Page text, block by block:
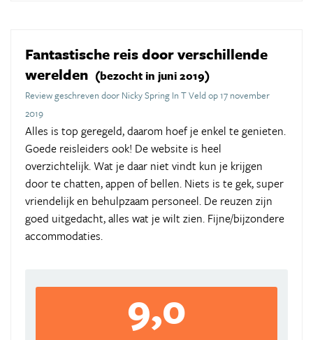
Fantastische reis door verschillende
werelden (bezocht in juni 2019)
Review geschreven door Nicky Spring In T Veld op 17 november
2019
Alles is top geregeld, daarom hoef je enkel te genieten.
Goede reisleiders ook! De website is heel
overzichtelijk. Wat je daar niet vindt kun je krijgen
door te chatten, appen of bellen. Niets is te gek, super
vriendelijk en behulpzaam personeel. De reuzen zijn
goed uitgedacht, alles wat je wilt zien. Fijne/bijzondere
accommodaties.
9,0